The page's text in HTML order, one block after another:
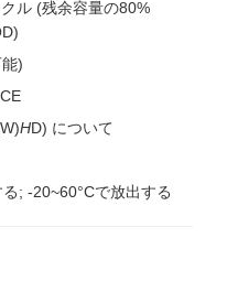
ル (残余容量の80%
)
HD) について
; -20~60°Cで放出する